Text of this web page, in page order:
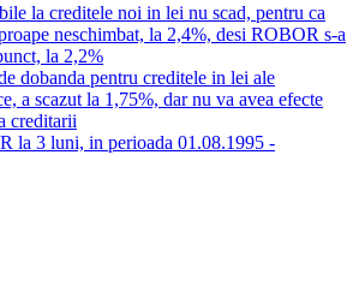
la creditele noi in lei nu scad, pentru ca
neschimbat, la 2,4%, desi ROBOR s-a
la 2,2%
dobanda pentru creditele in lei ale
a scazut la 1,75%, dar nu va avea efecte
creditarii
la 3 luni, in perioada 01.08.1995 -